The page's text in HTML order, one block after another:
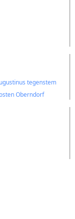
tegenstem
Oberndorf